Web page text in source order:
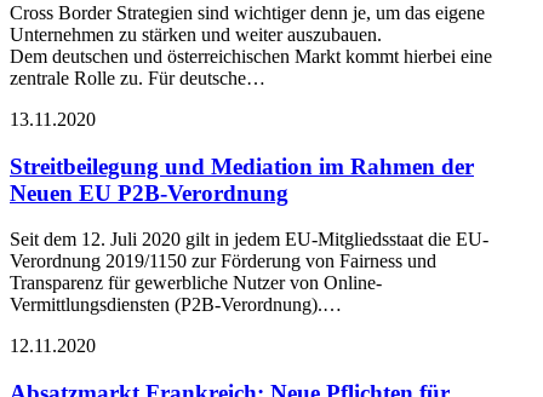
Cross Border Strategien sind wichtiger denn je, um das eigene
Unternehmen zu stärken und weiter auszubauen.
Dem deutschen und österreichischen Markt kommt hierbei eine
zentrale Rolle zu. Für deutsche…
13.11.2020
Streitbeilegung und Mediation im Rahmen der
Neuen EU P2B-Verordnung
Seit dem 12. Juli 2020 gilt in jedem EU-Mitgliedsstaat die EU-
Verordnung 2019/1150 zur Förderung von Fairness und
Transparenz für gewerbliche Nutzer von Online-
Vermittlungsdiensten (P2B-Verordnung).…
12.11.2020